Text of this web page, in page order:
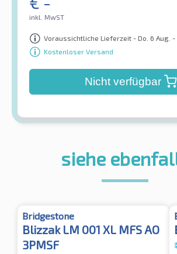
inkl. MwST
Voraussichtliche Lieferzeit - Do. 6 Aug. -
Kostenloser Versand
Nicht verfügbar
siehe
Bridgestone
Blizzak LM 001 XL MFS AO
3PMSF